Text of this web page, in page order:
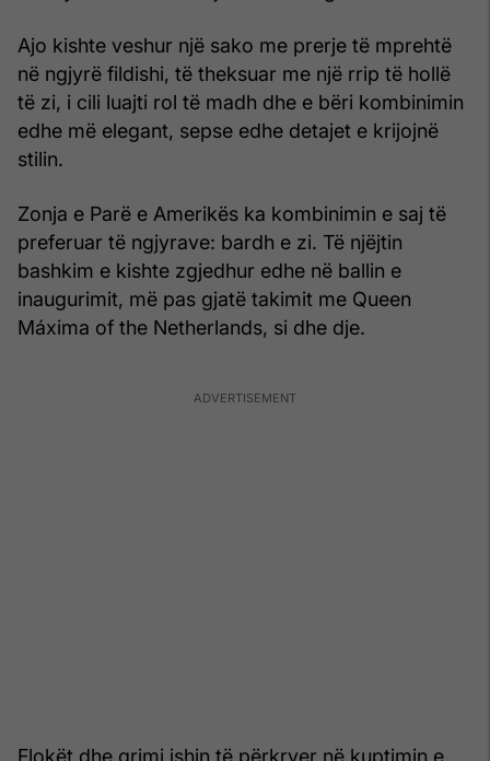
Ajo kishte veshur një sako me prerje të mprehtë
në ngjyrë fildishi, të theksuar me një rrip të hollë
të zi, i cili luajti rol të madh dhe e bëri kombinimin
edhe më elegant, sepse edhe detajet e krijojnë
stilin.
Zonja e Parë e Amerikës ka kombinimin e saj të
preferuar të ngjyrave: bardh e zi. Të njëjtin
bashkim e kishte zgjedhur edhe në ballin e
inaugurimit, më pas gjatë takimit me Queen
Máxima of the Netherlands, si dhe dje.
Flokët dhe grimi ishin të përkryer në kuptimin e